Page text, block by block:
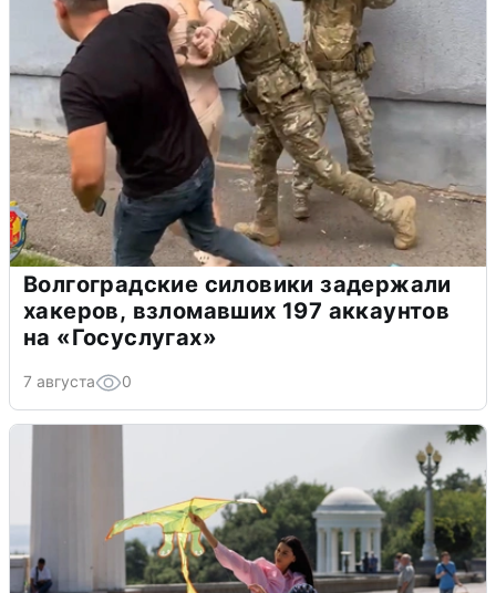
Волгоградские силовики задержали
хакеров, взломавших 197 аккаунтов
на «Госуслугах»
7 августа 0